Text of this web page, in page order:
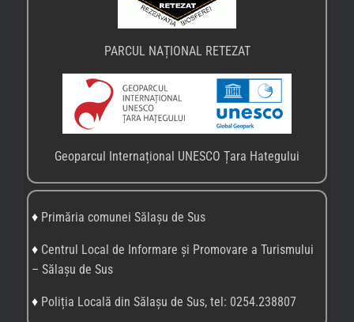
PARCUL NAȚIONAL RETEZAT
Geoparcul Internațional UNESCO Țara Hategului
♦ Primăria comunei Sălașu de Sus
♦ Centrul Local de Informare și Promovare a Turismului
– Sălașu de Sus
♦ Poliția Locală din Sălașu de Sus, tel: 0254.238807